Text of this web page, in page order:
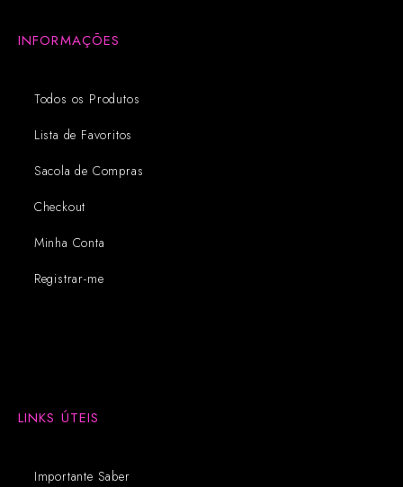
INFORMAÇÕES
Todos os Produtos
Lista de Favoritos
Sacola de Compras
Checkout
Minha Conta
Registrar-me
LINKS ÚTEIS
Importante Saber